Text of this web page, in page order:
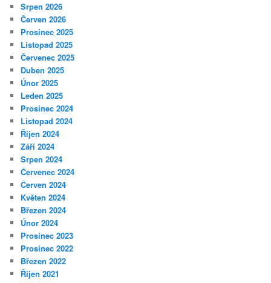
Srpen 2026
Červen 2026
Prosinec 2025
Listopad 2025
Červenec 2025
Duben 2025
Únor 2025
Leden 2025
Prosinec 2024
Listopad 2024
Říjen 2024
Září 2024
Srpen 2024
Červenec 2024
Červen 2024
Květen 2024
Březen 2024
Únor 2024
Prosinec 2023
Prosinec 2022
Březen 2022
Říjen 2021